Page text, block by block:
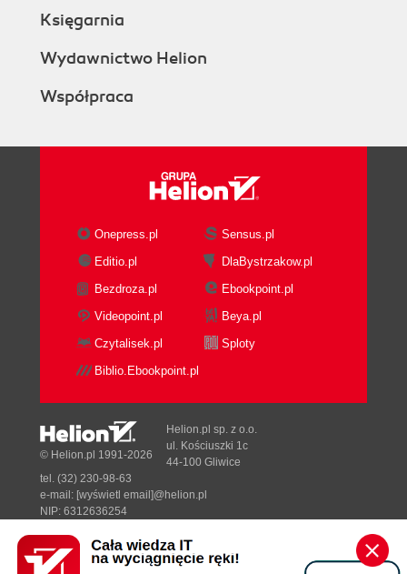
Księgarnia
Wydawnictwo Helion
Współpraca
Onepress.pl
Sensus.pl
Editio.pl
DlaBystrzakow.pl
Bezdroza.pl
Ebookpoint.pl
Videopoint.pl
Beya.pl
Czytalisek.pl
Sploty
Biblio.Ebookpoint.pl
Designed with ♥ byTonik.pl
© Helion.pl 1991-2026
Helion.pl sp. z o.o.
ul. Kościuszki 1c
44-100 Gliwice
tel. (32) 230-98-63
e-mail: [wyświetl email]@helion.pl
NIP: 6312636254